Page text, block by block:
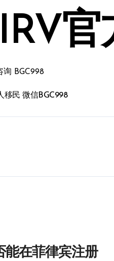
询 BGC998
移民 微信BGC998
能在菲律宾注册